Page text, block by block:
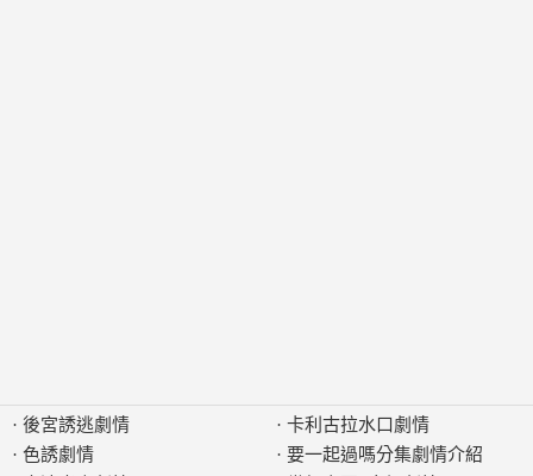
· 後宮誘逃劇情
· 色誘劇情
· 卡利古拉水口劇情
· 要一起過嗎分集劇情介紹